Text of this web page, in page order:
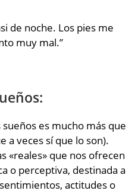
de noche. Los pies me
muy mal.”
es mucho más que
a veces sí que lo son).
«reales» que nos ofrecen
o perceptiva, destinada a
actitudes o